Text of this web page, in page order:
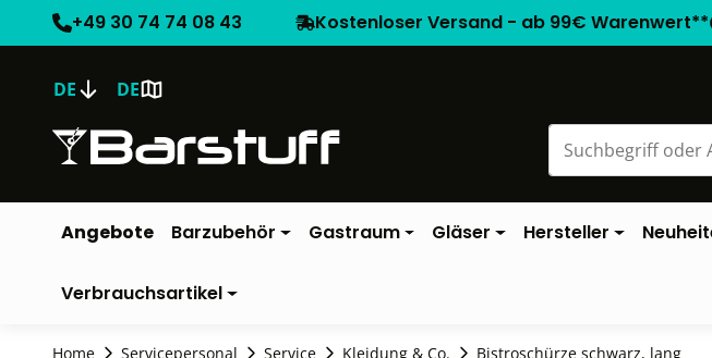
+49 30 74 74 08 43 Kostenloser Versand - ab 99€ Warenwert**
DE DE
Angebote Barzubehör Gastraum Gläser Hersteller
Verbrauchsartikel
Home Servicepersonal Service Kleidung & Co. Bistroschürze schwarz, lang